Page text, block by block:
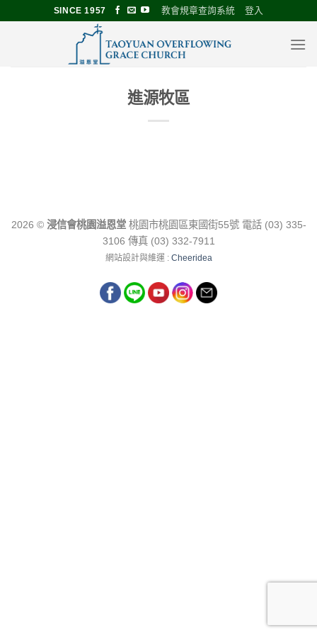
SINCE 1957 教會規章查詢系統 登入
進源牧區
2026 © 浸信會桃園溢恩堂桃園市桃園區東國街55號 電話 (03) 335-
3106 傳真 (03) 332-7911
網站設計與維運 : Cheeridea